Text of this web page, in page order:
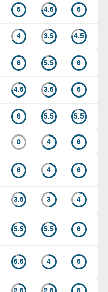
6 4.5 6
4 3.5 4.5
6 5.5 6
4.5 3.5 6
6 5.5 5.5
0 4 6
6 4 6
3.5 3 4
5.5 5.5 6
5.5 4 6